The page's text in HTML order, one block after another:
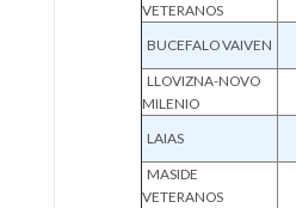
VETERANOS
BUCEFALO VAIVEN
LLOVIZNA-NOVO
MILENIO
LAIAS
MASIDE
VETERANOS